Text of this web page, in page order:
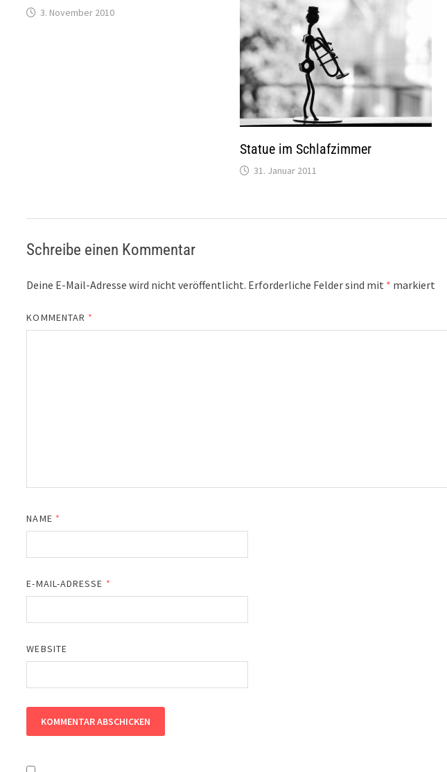
3. November 2010
Statue im Schlafzimmer
31. Januar 2011
Schreibe einen Kommentar
Deine E-Mail-Adresse wird nicht veröffentlicht. Erforderliche Felder sind mit * markiert
KOMMENTAR *
NAME *
E-MAIL-ADRESSE *
WEBSITE